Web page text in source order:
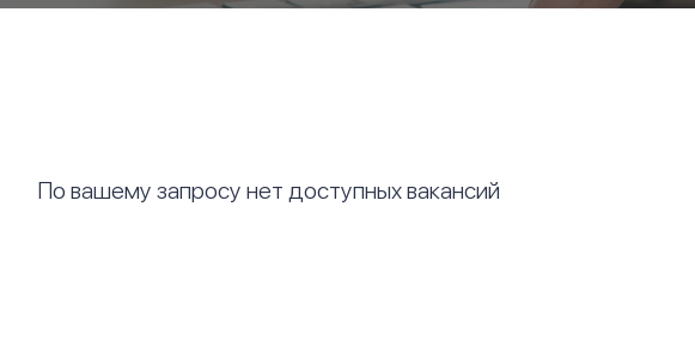
По вашему запросу нет доступных вакансий